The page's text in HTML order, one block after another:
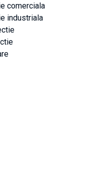
comerciala
industriala